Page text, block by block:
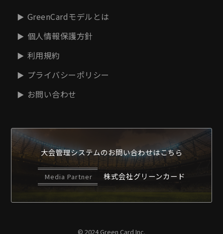
GreenCardモデルとは
個人情報保護方針
利用規約
プライバシーポリシー
お問い合わせ
大会管理システムのお問い合わせはこちら
Media Partner 株式会社グリーンカード
© 2024 Green Card Inc.